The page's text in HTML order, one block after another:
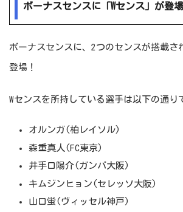
ボーナスセンスに「Wセンス」が登場
ボーナスセンスに、2つのセンスが搭載さ
登場！
Wセンスを所持している選手は以下の通り
オルンガ(柏レイソル)
森重真人(FC東京)
井手口陽介(ガンバ大阪)
キムジンヒョン(セレッソ大阪)
山口蛍(ヴィッセル神戸)